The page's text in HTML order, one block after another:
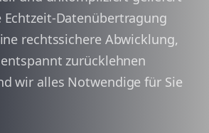
Echtzeit-Datenübertragung
rechtssichere Abwicklung,
zurücklehnen
wir alles Notwendige für Sie